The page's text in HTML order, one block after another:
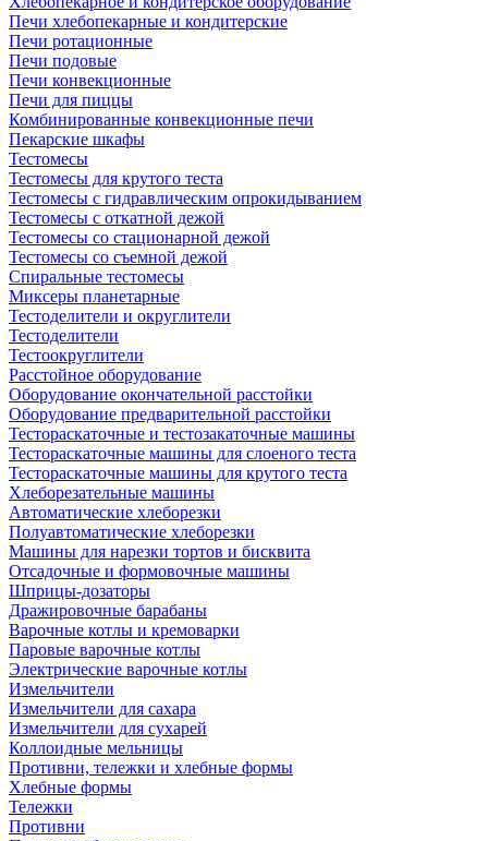
Печи хлебопекарные и кондитерские
Печи ротационные
Печи подовые
Печи конвекционные
Печи для пиццы
Комбинированные конвекционные печи
Пекарские шкафы
Тестомесы
Тестомесы для крутого теста
Тестомесы с гидравлическим опрокидыванием
Тестомесы с откатной дежой
Тестомесы со стационарной дежой
Тестомесы со съемной дежой
Спиральные тестомесы
Миксеры планетарные
Тестоделители и округлители
Тестоделители
Тестоокруглители
Расстойное оборудование
Оборудование окончательной расстойки
Оборудование предварительной расстойки
Тестораскаточные и тестозакаточные машины
Тестораскаточные машины для слоеного теста
Тестораскаточные машины для крутого теста
Хлеборезательные машины
Автоматические хлеборезки
Полуавтоматические хлеборезки
Машины для нарезки тортов и бисквита
Отсадочные и формовочные машины
Шприцы-дозаторы
Дражировочные барабаны
Варочные котлы и кремоварки
Паровые варочные котлы
Электрические варочные котлы
Измельчители
Измельчители для сахара
Измельчители для сухарей
Коллоидные мельницы
Противни, тележки и хлебные формы
Хлебные формы
Тележки
Противни